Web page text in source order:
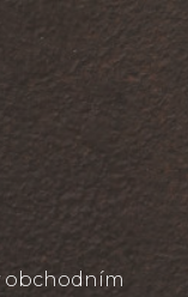
obchodním